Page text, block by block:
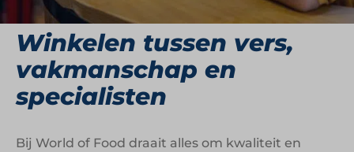
Winkelen tussen vers,
vakmanschap en
specialisten
Bij World of Food draait alles om kwaliteit en